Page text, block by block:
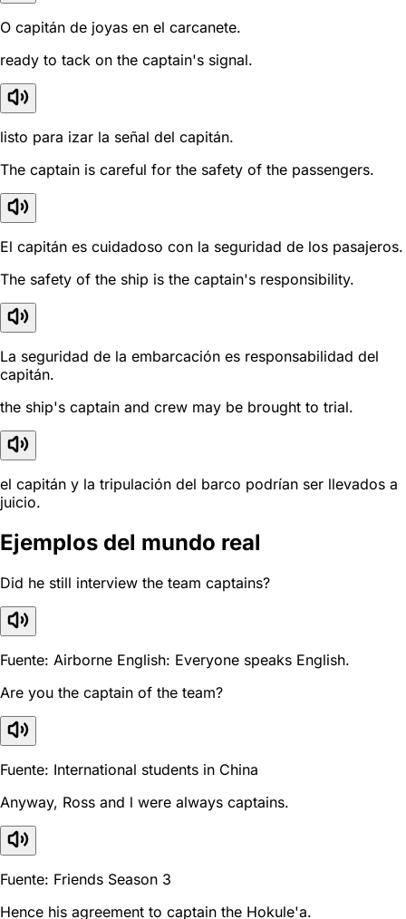
O capitán de joyas en el carcanete.
ready to tack on the captain's signal.
listo para izar la señal del capitán.
The captain is careful for the safety of the passengers.
El capitán es cuidadoso con la seguridad de los pasajeros.
The safety of the ship is the captain's responsibility.
La seguridad de la embarcación es responsabilidad del
capitán.
the ship's captain and crew may be brought to trial.
el capitán y la tripulación del barco podrían ser llevados a
juicio.
Ejemplos del mundo real
Did he still interview the team captains?
Fuente: Airborne English: Everyone speaks English.
Are you the captain of the team?
Fuente: International students in China
Anyway, Ross and l were always captains.
Fuente: Friends Season 3
Hence his agreement to captain the Hokule'a.